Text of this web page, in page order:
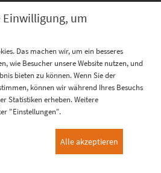
Katalog
Referenzen
Prüfungen
um
Das machen wir, um ein besseres
wie Besucher unsere Website nutzen, und
bieten zu können. Wenn Sie der
können wir während Ihres Besuchs
Statistiken erheben. Weitere
"Einstellungen".
Alle akzeptieren